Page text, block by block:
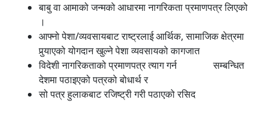
बाबु वा आमाको जन्मको आधारमा नागरिकता प्रमाणपत्र लिएको
।
आफ्नो पेशा/व्यवसायबाट राष्ट्रलाई आर्थिक, सामाजिक क्षेत्रमा
पुर्‍याएको योगदान खुल्ने पेशा व्यवसायको कागजात
विदेशी नागरिकताको प्रमाणपत्र त्याग गर्न सम्बन्धित
देशमा पठाइएको पत्रको बोधार्थ र
सो पत्र हुलाकबाट रजिष्ट्री गरी पठाएको रसिद